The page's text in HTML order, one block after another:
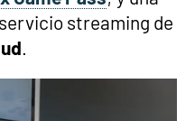
streaming de
.